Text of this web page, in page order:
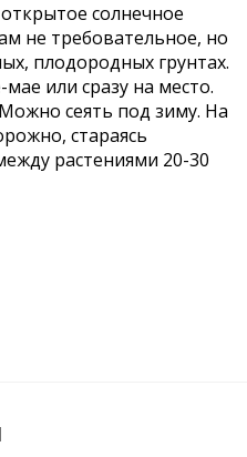
солнечное
не требовательное, но
плодородных грунтах.
или сразу на место.
сеять под зиму. На
стараясь
растениями 20-30